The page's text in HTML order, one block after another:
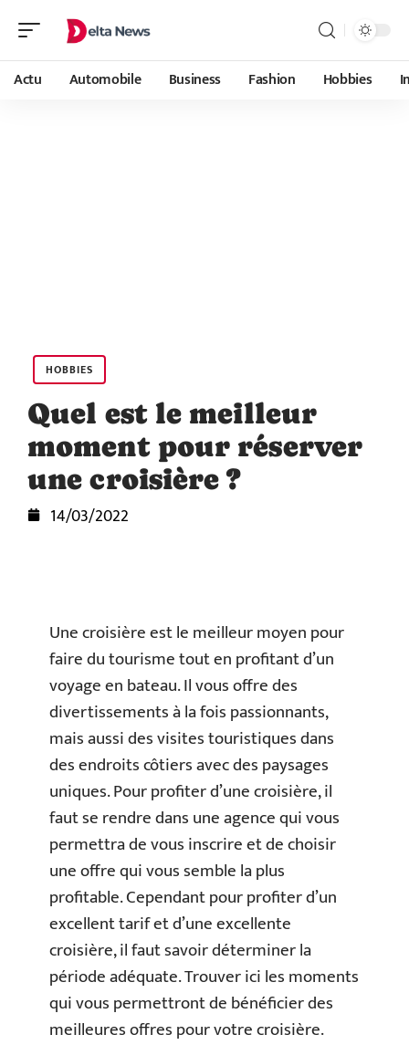
Actu Automobile Business Fashion Hobbies
HOBBIES
Quel est le meilleur
moment pour réserver
une croisière ?
14/03/2022
Une croisière est le meilleur moyen pour
faire du tourisme tout en profitant d’un
voyage en bateau. Il vous offre des
divertissements à la fois passionnants,
mais aussi des visites touristiques dans
des endroits côtiers avec des paysages
uniques. Pour profiter d’une croisière, il
faut se rendre dans une agence qui vous
permettra de vous inscrire et de choisir
une offre qui vous semble la plus
profitable. Cependant pour profiter d’un
excellent tarif et d’une excellente
croisière, il faut savoir déterminer la
période adéquate. Trouver ici les moments
qui vous permettront de bénéficier des
meilleures offres pour votre croisière.